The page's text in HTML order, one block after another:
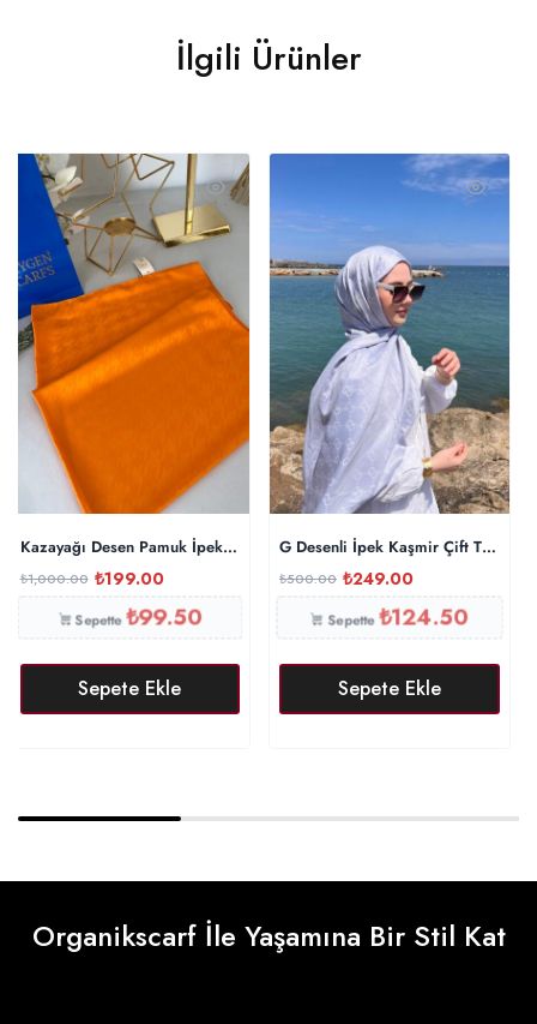
İlgili Ürünler
Kazayağı Desen Pamuk İpeksi Şal 44895 – Turuncu
₺1,000.00 ₺199.00
Sepette₺99.50
Sepete Ekle
G Desenli İpek Kaşmir Çift Taraflı
₺500.00 ₺249.00
Sepette₺124.50
Sepete Ekle
Organikscarf İle Yaşamına Bir Stil Kat